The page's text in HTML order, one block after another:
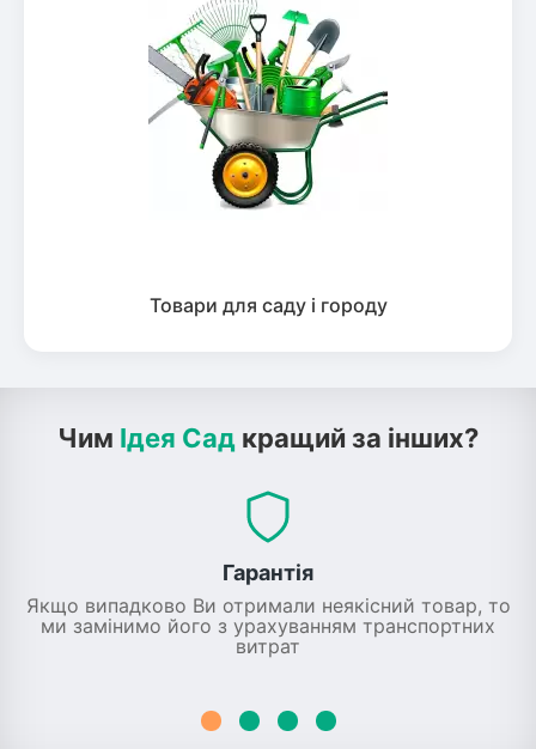
Товари для саду і городу
Чим Ідея Сад кращий за інших?
Гарантія
Якщо випадково Ви отримали неякісний товар, то
ми замінимо його з урахуванням транспортних
витрат